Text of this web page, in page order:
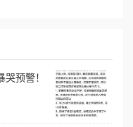
预警！